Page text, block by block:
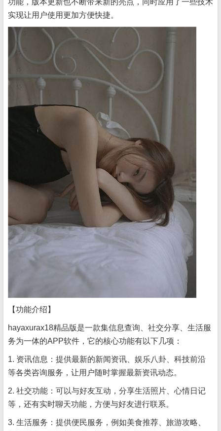
功能，版本更新也不断带来新的亮点，同时应用了一些技术
实现让用户使用更加方便快捷。
【功能介绍】
hayaxurax18精品版是一款集信息查询、社交分享、生活服
务为一体的APP软件，它的核心功能有以下几项：
1. 资讯信息：提供最新的新闻资讯、娱乐八卦、科技前沿
等各类咨询服务，让用户随时掌握最新资讯动态。
2. 社交功能：可以与好友互动，分享生活照片、心情日记
等，还有实时聊天功能，方便与好友进行联系。
3. 生活服务：提供便民服务，例如美食推荐、旅游攻略、